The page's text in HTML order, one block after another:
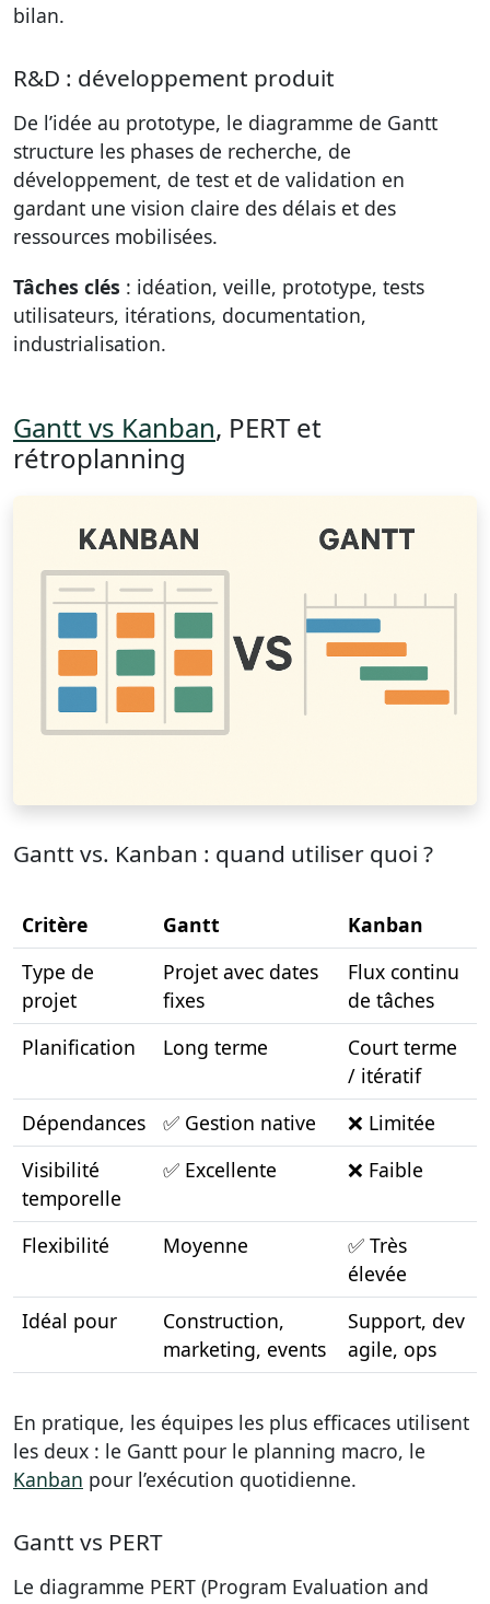
bilan.
R&D : développement produit
De l’idée au prototype, le diagramme de Gantt
structure les phases de recherche, de
développement, de test et de validation en
gardant une vision claire des délais et des
ressources mobilisées.
Tâches clés : idéation, veille, prototype, tests
utilisateurs, itérations, documentation,
industrialisation.
Gantt vs Kanban, PERT et
rétroplanning
Gantt vs. Kanban : quand utiliser quoi ?
Critère Gantt
Kanban
Type de
projet
Projet avec dates
fixes
Flux continu
de tâches
Planification
Long terme
Court terme
/ itératif
Dépendances
✅ Gestion native
❌ Limitée
Visibilité
temporelle
✅ Excellente ❌ Faible
Flexibilité Moyenne
✅ Très
élevée
Idéal pour
Construction,
marketing, events
Support, dev
agile, ops
En pratique, les équipes les plus efficaces utilisent
les deux : le Gantt pour le planning macro, le
Kanban pour l’exécution quotidienne.
Gantt vs PERT
Le diagramme PERT (Program Evaluation and